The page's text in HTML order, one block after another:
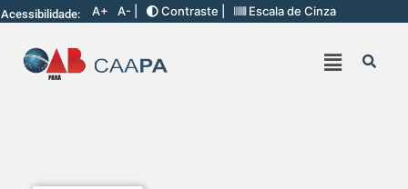
Acessibilidade: A+ A- | Contraste | Escala de Cinza